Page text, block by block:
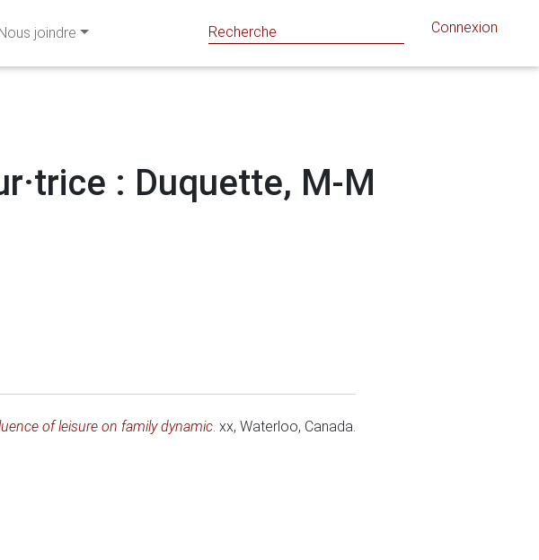
joindre Connexion
: Duquette, M-M
of leisure on family dynamic. xx, Waterloo, Canada.